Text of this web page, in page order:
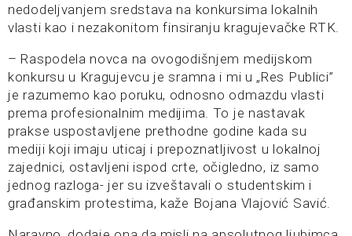
nedodeljvanjem sredstava na konkursima lokalnih
vlasti kao i nezakonitom finsiranju kragujevačke RTK.
– Raspodela novca na ovogodišnjem medijskom
konkursu u Kragujevcu je sramna i mi u „Res Publici”
je razumemo kao poruku, odnosno odmazdu vlasti
prema profesionalnim medijima. To je nastavak
prakse uspostavljene prethodne godine kada su
mediji koji imaju uticaj i prepoznatljivost u lokalnoj
zajednici, ostavljeni ispod crte, očigledno, iz samo
jednog razloga- jer su izveštavali o studentskim i
građanskim protestima, kaže Bojana Vlajović Savić.